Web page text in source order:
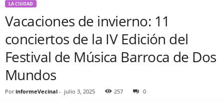
LA CIUDAD
Vacaciones de invierno: 11
conciertos de la IV Edición del
Festival de Música Barroca de Dos
Mundos
Por informeVecinal - julio 3, 2025 257 0